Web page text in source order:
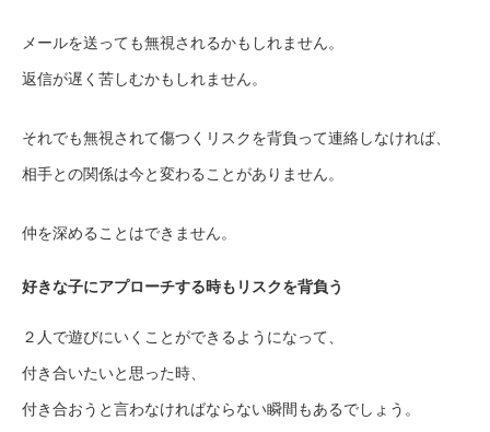
メールを送っても無視されるかもしれません。
返信が遅く苦しむかもしれません。
それでも無視されて傷つくリスクを背負って連絡しなければ、
相手との関係は今と変わることがありません。
仲を深めることはできません。
好きな子にアプローチする時もリスクを背負う
２人で遊びにいくことができるようになって、
付き合いたいと思った時、
付き合おうと言わなければならない瞬間もあるでしょう。